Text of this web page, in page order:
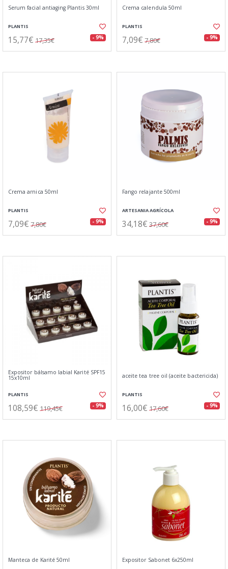
Serum facial antiaging Plantis 30ml
PLANTIS
15,77€ 17,35€ - 9%
Crema calendula 50ml
PLANTIS
7,09€ 7,80€ - 9%
Crema arnica 50ml
PLANTIS
7,09€ 7,80€ - 9%
Fango relajante 500ml
ARTESANIA AGRÍCOLA
34,18€ 37,60€ - 9%
Expositor bálsamo labial Karité SPF15
15x10ml
PLANTIS
108,59€ 119,45€ - 9%
aceite tea tree oil (aceite bactericida)
PLANTIS
16,00€ 17,60€ - 9%
Manteca de Karité 50ml Expositor Sabonet 6x250ml